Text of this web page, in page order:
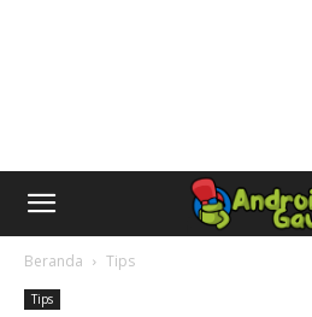
AndroidGaul.id
Beranda Tips
Tips